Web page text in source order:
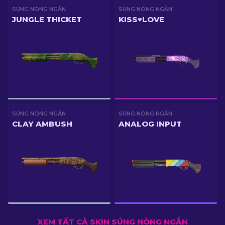
SÚNG NÒNG NGẮN
JUNGLE THICKET
SÚNG NÒNG NGẮN
KISS♥LOVE
SÚNG NÒNG NGẮN
CLAY AMBUSH
SÚNG NÒNG NGẮN
ANALOG INPUT
XEM TẤT CẢ SKIN SÚNG NÒNG NGẮN